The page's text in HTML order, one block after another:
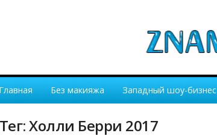
Главная Без макияжа Западный шоу-бизнес
Тег: Холли Берри 2017